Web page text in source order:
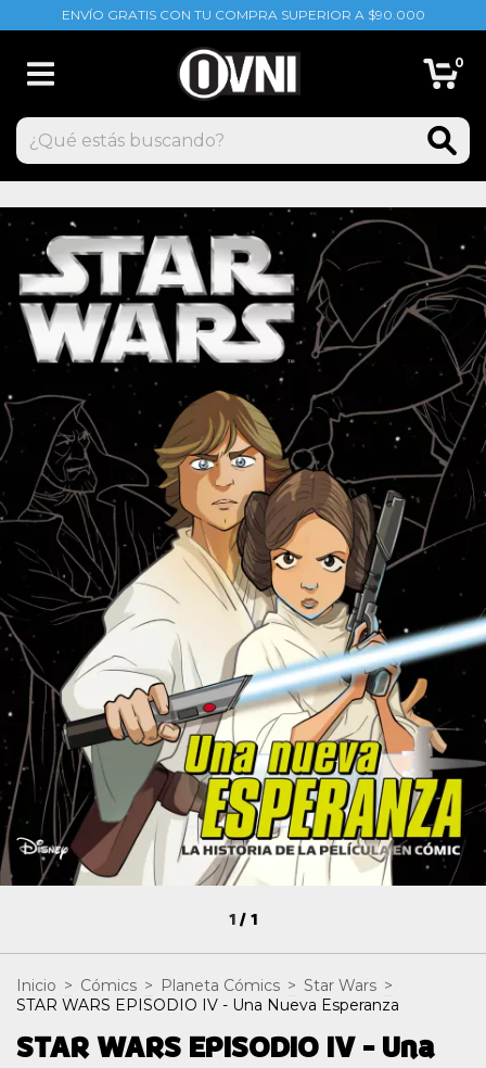
ENVÍO GRATIS CON TU COMPRA SUPERIOR A $90.000
0
1/1
Inicio > Cómics > Planeta Cómics > Star Wars >
STAR WARS EPISODIO IV - Una Nueva Esperanza
STAR WARS EPISODIO IV - Una